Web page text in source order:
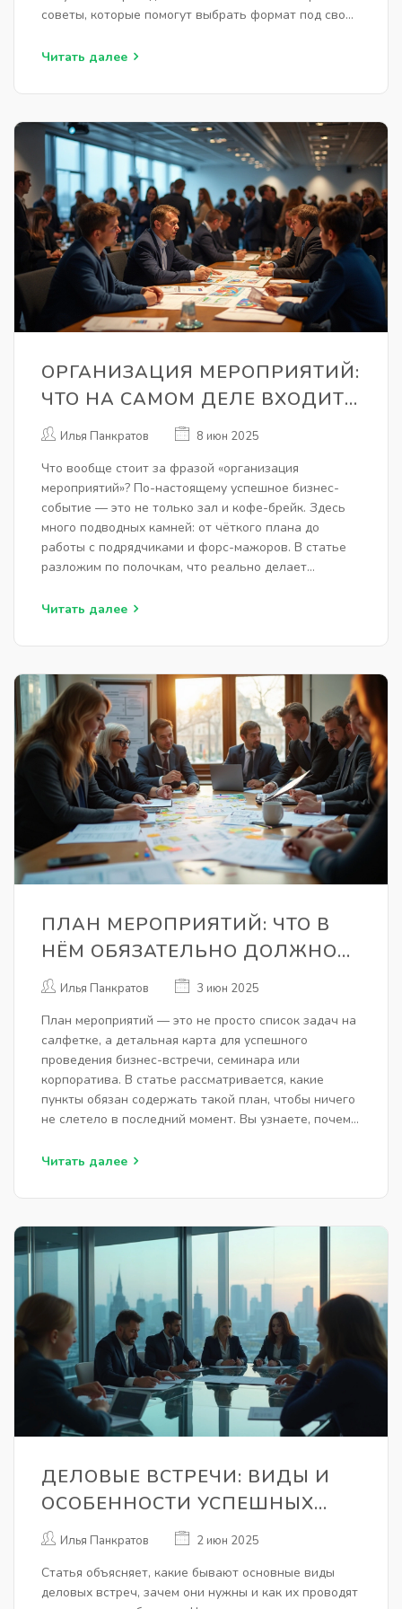
советы, которые помогут выбрать формат под свою
при организации каждого типа мероприятия. Всё
Читать далее
ОРГАНИЗАЦИЯ МЕРОПРИЯТИЙ:
ЧТО НА САМОМ ДЕЛЕ ВХОДИТ
В ЭТОТ ПРОЦЕСС
Илья Панкратов 8 июн 2025
Что вообще стоит за фразой «организация
мероприятий»? По-настоящему успешное бизнес-
событие — это не только зал и кофе-брейк. Здесь
много подводных камней: от чёткого плана до
работы с подрядчиками и форс-мажоров. В статье
разложим по полочкам, что реально делает
подготовке, и где чаще всего допускают ошибки.
чтобы любой бизнес-эвент прошёл без сюрпризов.
Читать далее
ПЛАН МЕРОПРИЯТИЙ: ЧТО В
НЁМ ОБЯЗАТЕЛЬНО ДОЛЖНО
БЫТЬ
Илья Панкратов 3 июн 2025
План мероприятий — это не просто список задач на
салфетке, а детальная карта для успешного
проведения бизнес-встречи, семинара или
корпоратива. В статье рассматривается, какие
пункты обязан содержать такой план, чтобы ничего
не слетело в последний момент. Вы узнаете, почему
за спешки. Даны практические советы и рабочие
масштаба. Читайте, чтобы реально сэкономить
Читать далее
ДЕЛОВЫЕ ВСТРЕЧИ: ВИДЫ И
ОСОБЕННОСТИ УСПЕШНЫХ
ПЕРЕГОВОРОВ
Илья Панкратов 2 июн 2025
Статья объясняет, какие бывают основные виды
деловых встреч, зачем они нужны и как их проводят